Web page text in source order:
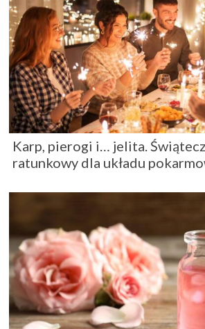
Karp, pierogi i… jelita.
ratunkowy dla układu